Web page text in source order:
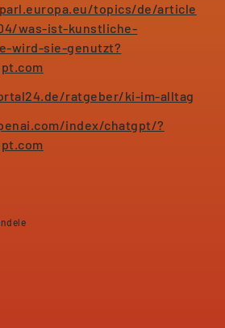
topics/de/article
was-ist-kunstliche-
wird-sie-genutzt?
ratgeber/ki-im-alltag
index/chatgpt/?